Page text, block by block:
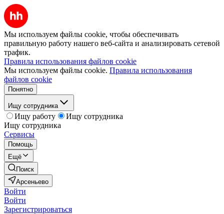
Мы используем файлы cookie, чтобы обеспечивать
правильную работу нашего веб-сайта и анализировать сетевой
трафик.
Правила использования файлов cookie
Мы используем файлы cookie. Правила использования
файлов cookie
Понятно
Ищу сотрудника
Ищу работу
Ищу сотрудника
Ищу сотрудника
Сервисы
Помощь
Ещё
Поиск
Арсеньево
Войти
Войти
Зарегистрироваться